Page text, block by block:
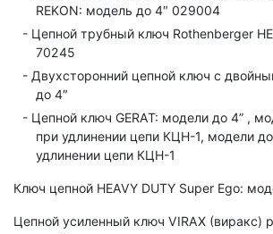
REKON: модель до 4″ 029004
Цепной трубный ключ Rothenberger
70245
Двухсторонний цепной ключ с
до 4″
Цепной ключ GERAT: модели до 4” ,
при удлинении цепи КЦН-1, модели
удлинении цепи КЦН-1
Ключ цепной HEAVY DUTY Super Ego:
Цепной усиленный ключ VIRAX (виракс)